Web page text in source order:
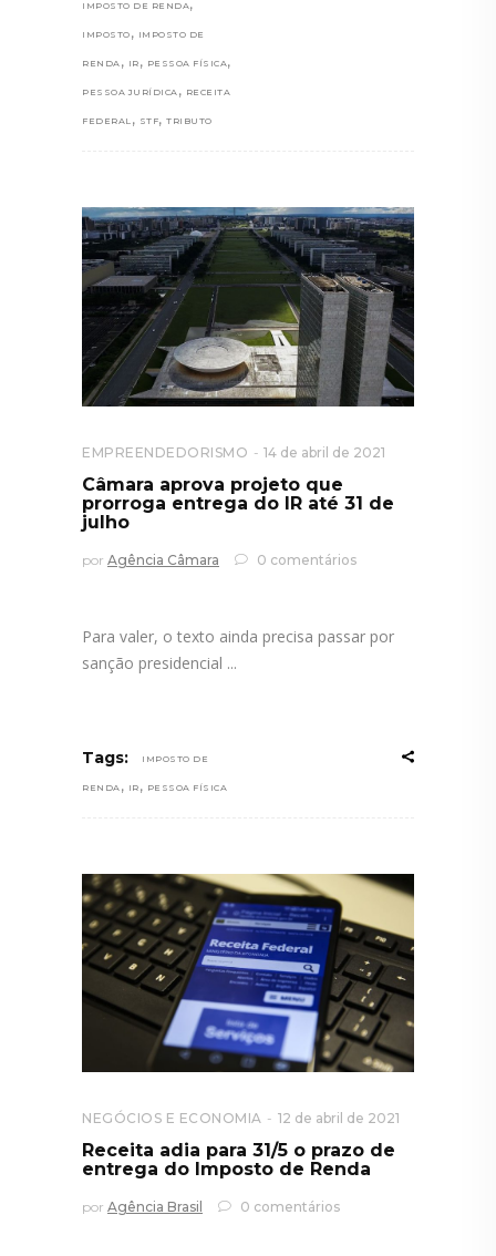
IMPOSTO DE RENDA
IMPOSTO , IMPOSTO DE
RENDA , IR , PESSOA FÍSICA,
PESSOA JURÍDICA , RECEITA
FEDERAL , STF, TRIBUTO
EMPREENDEDORISMO 14 de abril de 2021
Câmara aprova projeto que
prorroga entrega do IR até 31 de
julho
por Agência Câmara 0 comentários
Para valer, o texto ainda precisa passar por
sanção presidencial
Tags: IMPOSTO DE
RENDA , IR , PESSOA FÍSICA
NEGÓCIOS E ECONOMIA 12 de abril de 2021
Receita adia para 31/5 o prazo de
entrega do Imposto de Renda
por Agência Brasil 0 comentários